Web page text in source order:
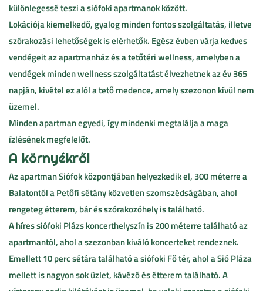
különlegessé teszi a siófoki apartmanok között.
Lokációja kiemelkedő, gyalog minden fontos szolgáltatás, illetve
szórakozási lehetőségek is elérhetők. Egész évben várja kedves
vendégeit az apartmanház és a tetőtéri wellness, amelyben a
vendégek minden wellness szolgáltatást élvezhetnek az év 365
napján, kivétel ez alól a tető medence, amely szezonon kívül nem
üzemel.
Minden apartman egyedi, így mindenki megtalálja a maga
ízlésének megfelelőt.
A környékről
Az apartman Siófok központjában helyezkedik el, 300 méterre a
Balatontól a Petőfi sétány közvetlen szomszédságában, ahol
rengeteg étterem, bár és szórakozóhely is található.
A híres siófoki Plázs koncerthelyszín is 200 méterre található az
apartmantól, ahol a szezonban kiváló koncerteket rendeznek.
Emellett 10 perc sétára található a siófoki Fő tér, ahol a Sió Pláza
mellett is nagyon sok üzlet, kávézó és étterem található. A